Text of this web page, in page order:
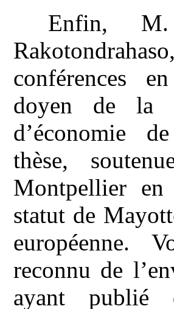
Enfin, M.
conférences
doyen de la
d’économie
thèse,
Montpellier
statut de
européenne.
reconnu de
ayant publié